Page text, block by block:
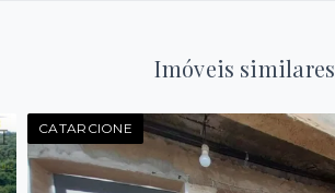
Imóveis similares
CATARCIONE